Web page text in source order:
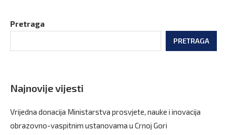
Pretraga
PRETRAGA
Najnovije vijesti
Vrijedna donacija Ministarstva prosvjete, nauke i inovacija
obrazovno-vaspitnim ustanovama u Crnoj Gori